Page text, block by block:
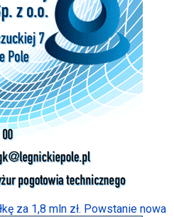
za 1,8 mln zł. Powstanie nowa